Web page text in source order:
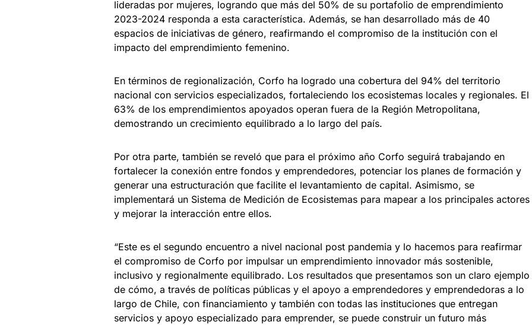
lideradas por mujeres, logrando que más del 50% de su portafolio de emprendimiento
2023-2024 responda a esta característica. Además, se han desarrollado más de 40
espacios de iniciativas de género, reafirmando el compromiso de la institución con el
impacto del emprendimiento femenino.
En términos de regionalización, Corfo ha logrado una cobertura del 94% del territorio
nacional con servicios especializados, fortaleciendo los ecosistemas locales y regionales. El
63% de los emprendimientos apoyados operan fuera de la Región Metropolitana,
demostrando un crecimiento equilibrado a lo largo del país.
Por otra parte, también se reveló que para el próximo año Corfo seguirá trabajando en
fortalecer la conexión entre fondos y emprendedores, potenciar los planes de formación y
generar una estructuración que facilite el levantamiento de capital. Asimismo, se
implementará un Sistema de Medición de Ecosistemas para mapear a los principales actores
y mejorar la interacción entre ellos.
“Este es el segundo encuentro a nivel nacional post pandemia y lo hacemos para reafirmar
el compromiso de Corfo por impulsar un emprendimiento innovador más sostenible,
inclusivo y regionalmente equilibrado. Los resultados que presentamos son un claro ejemplo
de cómo, a través de políticas públicas y el apoyo a emprendedores y emprendedoras a lo
largo de Chile, con financiamiento y también con todas las instituciones que entregan
servicios y apoyo especializado para emprender, se puede construir un futuro más